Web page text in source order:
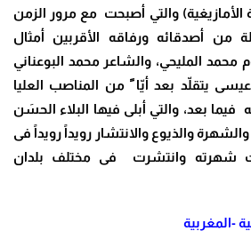
الأمازيغية) والتي أصبحت مع مرور الزمن
من أصدقائه ورفاقه الأقربين أمثال
محمد المليحي، والشاعر محمد البوعناني
يتقلّد بعد أيّا ً من المناصب العليا
فيما بعد، والتي أبلى فيها البلاء الحسَن
والذيوع والانتشار رويداً رويداً فى
شهرته وانتشرت فى مختلف بلدان
-المغربية